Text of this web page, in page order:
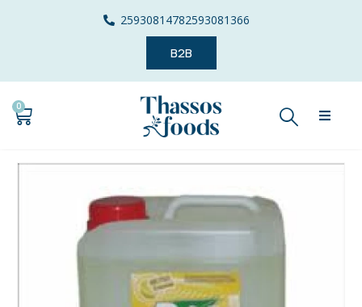
25930814782593081366
B2B
0